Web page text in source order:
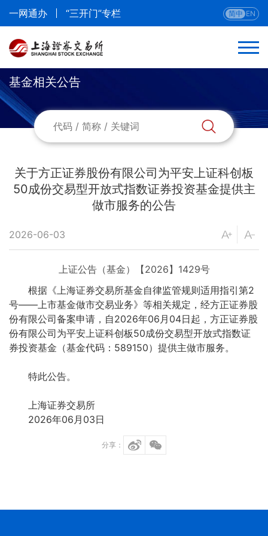
一网通办 “三开门”专栏 简中 EN
基金相关公告
关于方正证券股份有限公司为平安上证科创板
50成份交易型开放式指数证券投资基金提供主
做市服务的公告
2026-06-03
上证公告（基金）【2026】1429号
根据《上海证券交易所基金自律监管规则适用指引第2
号——上市基金做市交易业务》等相关规定，经方正证券股
份有限公司备案申请，自2026年06月04日起，方正证券股
份有限公司为平安上证科创板50成份交易型开放式指数证
券投资基金（基金代码：589150）提供主做市服务。
特此公告。
上海证券交易所
2026年06月03日
分享：